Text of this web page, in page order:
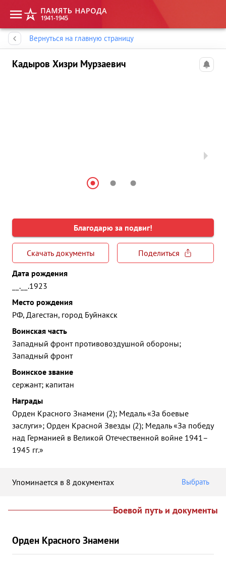
Вернуться на главную страницу
Кадыров Хизри Мурзаевич
Благодарю за подвиг!
Скачать документы
Поделиться
Дата рождения
__.__.1923
Место рождения
РФ, Дагестан, город Буйнакск
Воинская часть
Западный фронт противовоздушной обороны;
Западный фронт
Воинское звание
сержант; капитан
Награды
Орден Красного Знамени (2); Медаль «За боевые
заслуги»; Орден Красной Звезды (2); Медаль «За победу
над Германией в Великой Отечественной войне 1941–
1945 гг.»
Упоминается в 8 документах Выбрать
Боевой путь и документы
Орден Красного Знамени
Память народа